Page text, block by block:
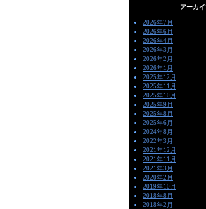
アーカ
2026年7月
2026年6月
2026年4月
2026年3月
2026年2月
2026年1月
2025年12月
2025年11月
2025年10月
2025年9月
2025年8月
2025年6月
2024年8月
2022年3月
2021年12月
2021年11月
2021年3月
2020年2月
2019年10月
2018年8月
2018年2月